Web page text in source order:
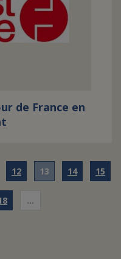
de France en
12 13 14 15
…